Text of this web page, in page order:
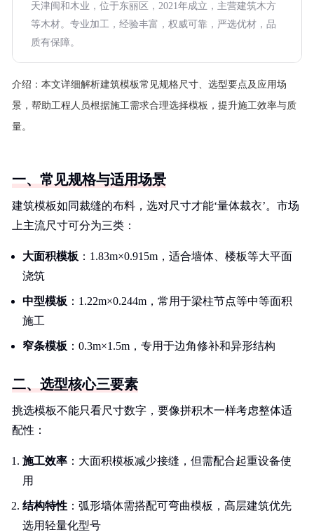
天津闽和木业，位于东丽区，2021年成立，主营建筑木方
等木材。专业加工，经验丰富，权威可靠，严选优材，品
质有保障。
介绍： 本文详细解析建筑模板常见规格尺寸、选型要点及应用场
景，帮助工程人员根据施工需求合理选择模板，提升施工效率与质
量。
一、常见规格与适用场景
建筑模板如同裁缝的布料，选对尺寸才能‘量体裁衣’。市场
上主流尺寸可分为三类：
大面积模板 ：1.83m×0.915m，适合墙体、楼板等大平面
浇筑
中型模板 ：1.22m×0.244m，常用于梁柱节点等中等面积
施工
窄条模板 ：0.3m×1.5m，专用于边角修补和异形结构
二、选型核心三要素
挑选模板不能只看尺寸数字，要像拼积木一样考虑整体适
配性：
施工效率 ：大面积模板减少接缝，但需配合起重设备使
用
结构特性 ：弧形墙体需搭配可弯曲模板，高层建筑优先
选用轻量化型号